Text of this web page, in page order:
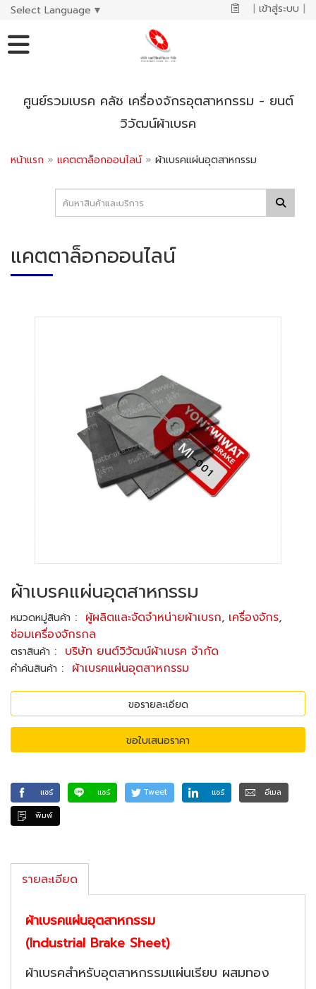
Select Language ▼ | เข้าสู่ระบบ |
ศูนย์รวมเบรค คลัช เครื่องจักรอุตสาหกรรม - ยนต์
วิวัฒน์ผ้าเบรค
หน้าแรก » แคตตาล็อกออนไลน์ » ผ้าเบรคแผ่นอุตสาหกรรม
แคตตาล็อกออนไลน์
ผ้าเบรคแผ่นอุตสาหกรรม
หมวดหมู่สินค้า : ผู้ผลิตและจัดจำหน่ายผ้าเบรก, เครื่องจักร,
ซ่อมเครื่องจักรกล
ตราสินค้า : บริษัท ยนต์วิวัฒน์ผ้าเบรค จำกัด
คำค้นสินค้า : ผ้าเบรคแผ่นอุตสาหกรรม
ขอรายละเอียด
ขอใบเสนอราคา
แชร์ แชร์ Tweet แชร์
อีเมล
พิมพ์
รายละเอียด
ผ้าเบรคแผ่นอุตสาหกรรม
(Industrial Brake Sheet)
ผ้าเบรคสำหรับอุตสาหกรรมแผ่นเรียบ ผสมทอง